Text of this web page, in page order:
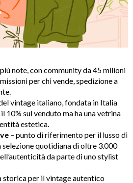
note, con community da 45 milioni
per chi vende, spedizione a
vintage italiano, fondata in Italia
10% sul venduto ma ha una vetrina
estetica.
– punto di riferimento per il lusso di
selezione quotidiana di oltre 3.000
da parte di uno stylist
storica per il vintage autentico